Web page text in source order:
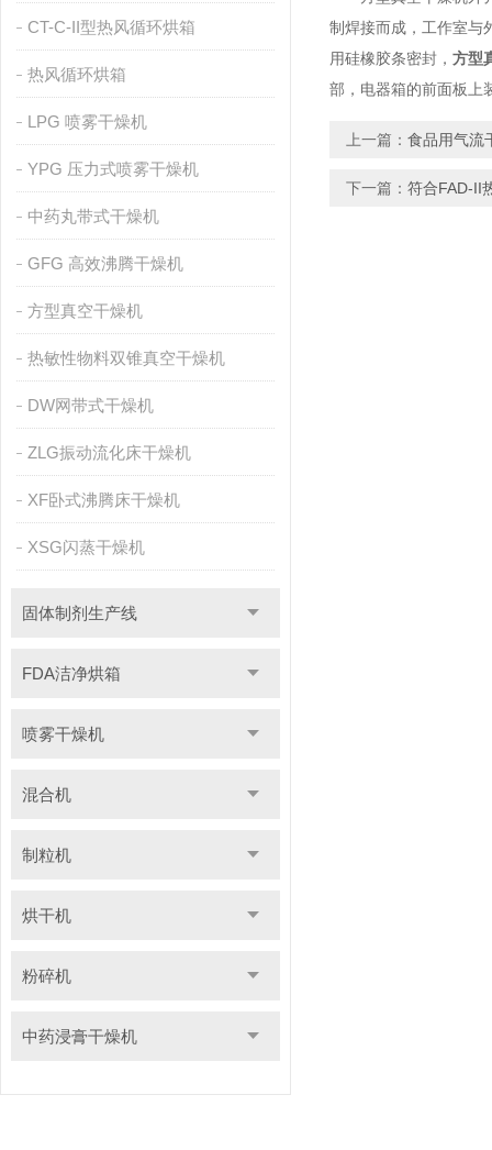
CT-C-II型热风循环烘箱
热风循环烘箱
LPG 喷雾干燥机
YPG 压力式喷雾干燥机
中药丸带式干燥机
GFG 高效沸腾干燥机
方型真空干燥机
热敏性物料双锥真空干燥机
DW网带式干燥机
ZLG振动流化床干燥机
XF卧式沸腾床干燥机
XSG闪蒸干燥机
固体制剂生产线
FDA洁净烘箱
喷雾干燥机
混合机
制粒机
烘干机
粉碎机
中药浸膏干燥机
制焊接而成，工作室与
用硅橡胶条密封， 方型
部，电器箱的前面板上
上一篇： 食品用气流
下一篇： 符合FAD-II